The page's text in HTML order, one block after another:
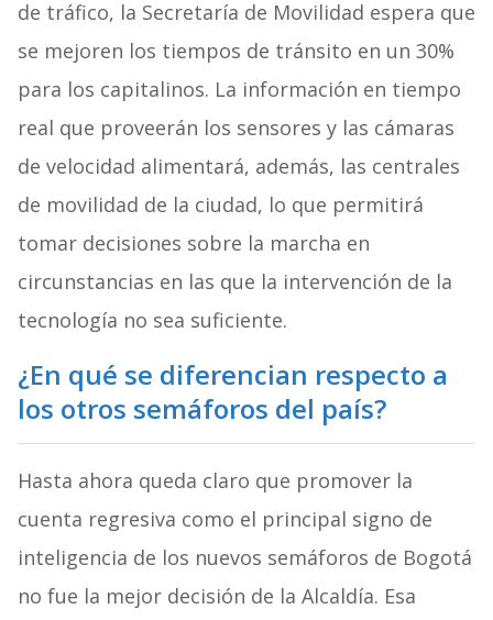
de tráfico, la Secretaría de Movilidad espera que
se mejoren los tiempos de tránsito en un 30%
para los capitalinos. La información en tiempo
real que proveerán los sensores y las cámaras
de velocidad alimentará, además, las centrales
de movilidad de la ciudad, lo que permitirá
tomar decisiones sobre la marcha en
circunstancias en las que la intervención de la
tecnología no sea suficiente.
¿En qué se diferencian respecto a
los otros semáforos del país?
Hasta ahora queda claro que promover la
cuenta regresiva como el principal signo de
inteligencia de los nuevos semáforos de Bogotá
no fue la mejor decisión de la Alcaldía. Esa